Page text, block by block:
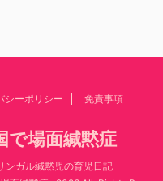
シーポリシー 免責事項
で場面緘黙症
ンガル緘黙児の育児日記